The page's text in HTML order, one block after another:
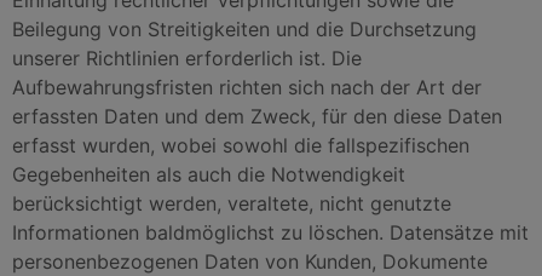
Beilegung von Streitigkeiten und die Durchsetzung
unserer Richtlinien erforderlich ist. Die
Aufbewahrungsfristen richten sich nach der Art der
erfassten Daten und dem Zweck, für den diese Daten
erfasst wurden, wobei sowohl die fallspezifischen
Gegebenheiten als auch die Notwendigkeit
berücksichtigt werden, veraltete, nicht genutzte
Informationen baldmöglichst zu löschen. Datensätze mit
personenbezogenen Daten von Kunden, Dokumente